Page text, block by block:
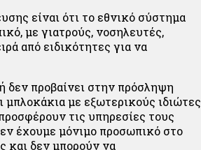
είναι ότι το εθνικό σύστημα
με γιατρούς, νοσηλευτές,
από ειδικότητες για να
δεν προβαίνει στην πρόσληψη
με εξωτερικούς ιδιώτες
τις υπηρεσίες τους
έχουμε μόνιμο προσωπικό στο
και δεν μπορούν να